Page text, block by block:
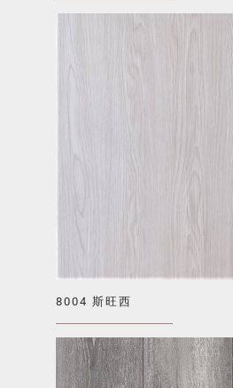
8004 斯旺西